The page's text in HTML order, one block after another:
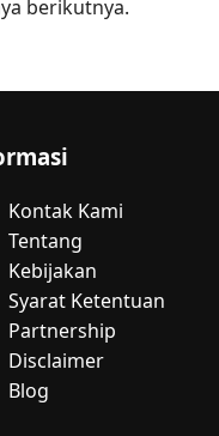
berikutnya.
Kontak Kami
Tentang
Kebijakan
Syarat Ketentuan
Partnership
Disclaimer
Blog